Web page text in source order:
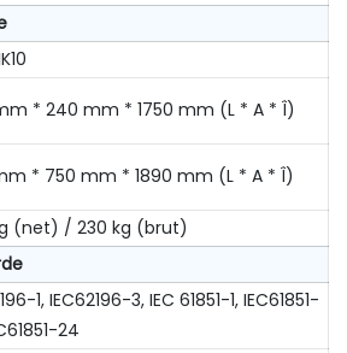
* 240 mm * 1750 mm (L * A * Î)
* 750 mm * 1890 mm (L * A * Î)
(net) / 230 kg (brut)
1, IEC62196-3, IEC 61851-1, IEC61851-
24